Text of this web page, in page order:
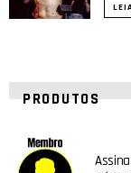
PRODUTOS